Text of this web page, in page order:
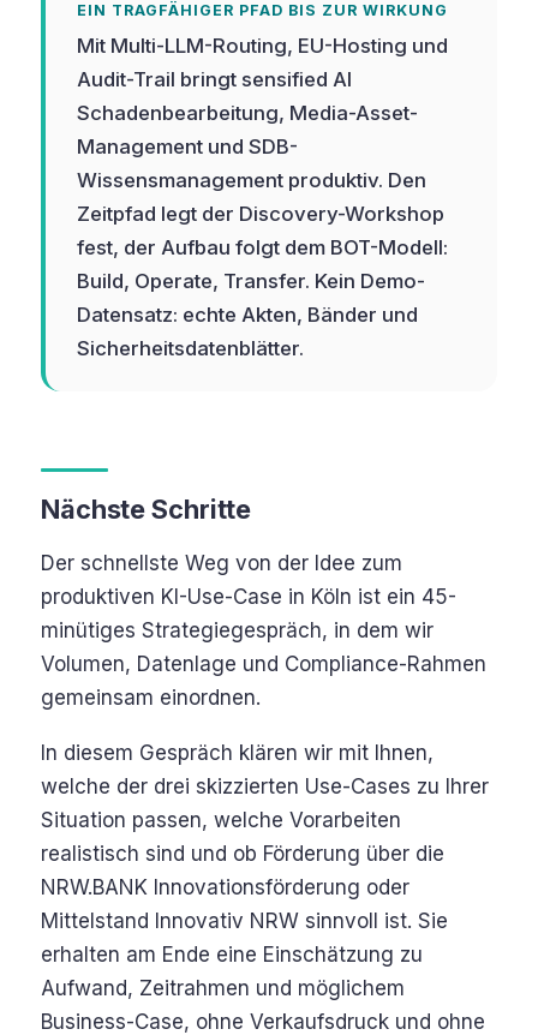
EIN TRAGFÄHIGER PFAD BIS ZUR WIRKUNG
Mit Multi-LLM-Routing, EU-Hosting und
Audit-Trail bringt sensified AI
Schadenbearbeitung, Media-Asset-
Management und SDB-
Wissensmanagement produktiv. Den
Zeitpfad legt der Discovery-Workshop
fest, der Aufbau folgt dem BOT-Modell:
Build, Operate, Transfer. Kein Demo-
Datensatz: echte Akten, Bänder und
Sicherheitsdatenblätter.
Nächste Schritte
Der schnellste Weg von der Idee zum
produktiven KI-Use-Case in Köln ist ein 45-
minütiges Strategiegespräch, in dem wir
Volumen, Datenlage und Compliance-Rahmen
gemeinsam einordnen.
In diesem Gespräch klären wir mit Ihnen,
welche der drei skizzierten Use-Cases zu Ihrer
Situation passen, welche Vorarbeiten
realistisch sind und ob Förderung über die
NRW.BANK Innovationsförderung oder
Mittelstand Innovativ NRW sinnvoll ist. Sie
erhalten am Ende eine Einschätzung zu
Aufwand, Zeitrahmen und möglichem
Business-Case, ohne Verkaufsdruck und ohne